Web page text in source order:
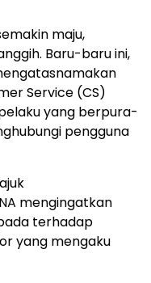
maju,
Baru-baru ini,
Service (CS)
yang berpura-
pengguna
mengingatkan
terhadap
yang mengaku